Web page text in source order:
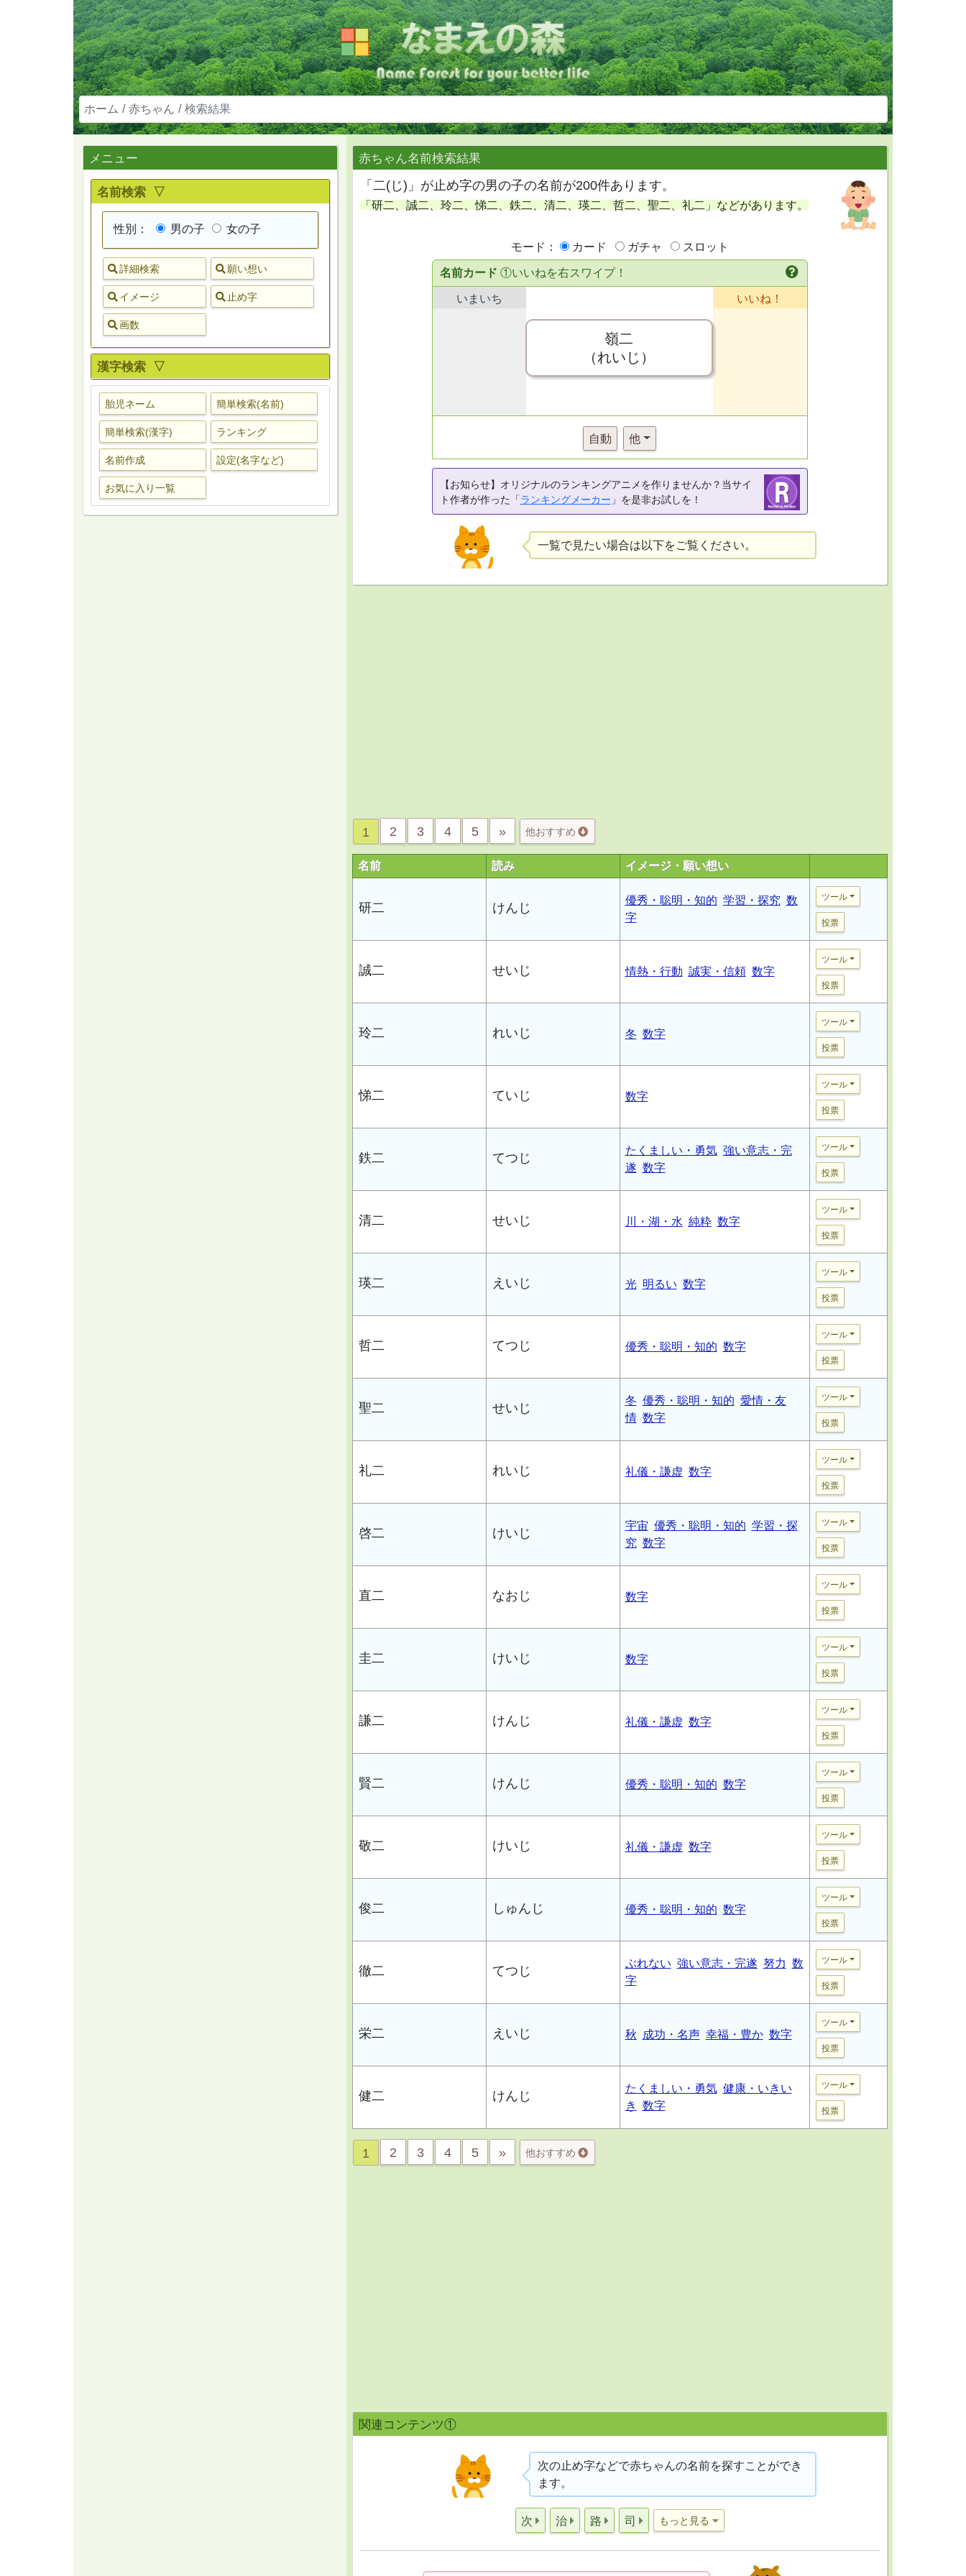
ホーム 赤ちゃん 検索結果
メニュー
名前検索 ▽
性別： 男の子 女の子
詳細検索 願い想い
イメージ 止め字
画数
漢字検索 ▽
胎児ネーム 簡単検索(名前)
簡単検索(漢字) ランキング
名前作成 設定(名字など)
お気に入り一覧
赤ちゃん名前検索結果
「二(じ)」が止め字の男の子の名前が200件あります。
「研二、誠二、玲二、悌二、鉄二、清二、瑛二、哲二、聖二、礼二」などがあります。
モード： カード ガチャ スロット
名前カード ①いいねを右スワイプ！
いまいち
嶺二
（れいじ）
いいね！
自動 他
【お知らせ】オリジナルのランキングアニメを作りませんか？当サイ
ト作者が作った「ランキングメーカー 」を是非お試しを！
一覧で見たい場合は以下をご覧ください。
1 2 3 4 5 » 他おすすめ
名前 読み イメージ・願い想い
研二 けんじ
優秀・聡明・知的 学習・探究 数
字
ツール
投票
誠二 せいじ 情熱・行動 誠実・信頼 数字
ツール
投票
玲二 れいじ 冬 数字
ツール
投票
悌二 ていじ 数字
ツール
投票
鉄二 てつじ
たくましい・勇気 強い意志・完
遂 数字
ツール
投票
清二 せいじ 川・湖・水 純粋 数字
ツール
投票
瑛二 えいじ 光 明るい 数字
ツール
投票
哲二 てつじ 優秀・聡明・知的 数字
ツール
投票
聖二 せいじ
冬 優秀・聡明・知的 愛情・友
情 数字
ツール
投票
礼二 れいじ 礼儀・謙虚 数字
ツール
投票
啓二 けいじ
宇宙 優秀・聡明・知的 学習・探
究 数字
ツール
投票
直二 なおじ 数字
ツール
投票
圭二 けいじ 数字
ツール
投票
謙二 けんじ 礼儀・謙虚 数字
ツール
投票
賢二 けんじ 優秀・聡明・知的 数字
ツール
投票
敬二 けいじ 礼儀・謙虚 数字
ツール
投票
俊二 しゅんじ 優秀・聡明・知的 数字
ツール
投票
徹二 てつじ
ぶれない 強い意志・完遂 努力 数
字
ツール
投票
栄二 えいじ 秋 成功・名声 幸福・豊か 数字
ツール
投票
健二 けんじ
たくましい・勇気 健康・いきい
き
数字
ツール
投票
1 2 3 4 5 » 他おすすめ
関連コンテンツ①
次の止め字などで赤ちゃんの名前を探すことができ
ます。
次 治 路 司 もっと見る